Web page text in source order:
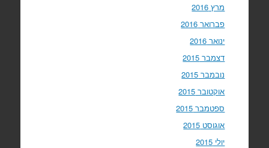
מרץ 2016
פברואר 2016
ינואר 2016
דצמבר 2015
נובמבר 2015
אוקטובר 2015
ספטמבר 2015
אוגוסט 2015
יולי 2015